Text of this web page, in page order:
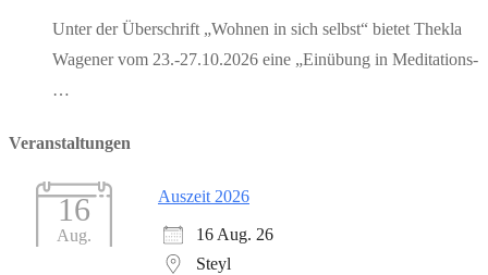
Unter der Überschrift „Wohnen in sich selbst“ bietet Thekla
Wagener vom 23.-27.10.2026 eine „Einübung in Meditations-
…
Veranstaltungen
16
Aug.
Auszeit 2026
16 Aug. 26
Steyl